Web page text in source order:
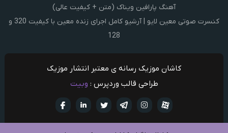
آهنگ پارافین ویناک (متن + کیفیت عالی)
کنسرت صوتی معین لایو | آرشیو کامل اجرای زنده معین با کیفیت 320 و
128
کاشان موزیک رسانه ی معتبر انتشار موزیک
طراحی قالب وردپرس : وبیت
تويتر تلگرام
اینستاگرام آپارات